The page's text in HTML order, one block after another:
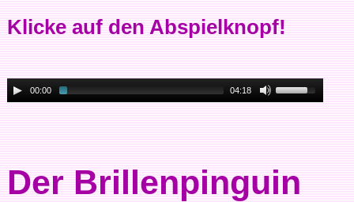
Klicke auf den Abspielknopf!
00:00 04:18
Der Brillenpinguin